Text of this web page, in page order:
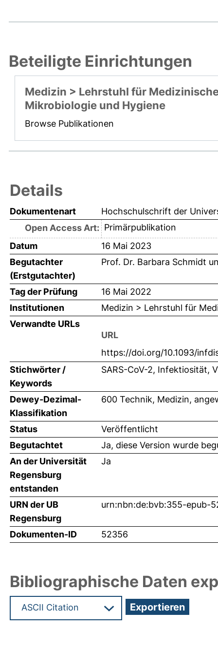
Beteiligte Einrichtungen
Medizin > Lehrstuhl für
Mikrobiologie und Hygiene
Browse Publikationen
Details
Dokumentenart
Hochschulschrift der
Open Access Art: Primärpublikation
Datum
16 Mai 2023
Begutachter
(Erstgutachter)
Prof. Dr. Barbara Schmidt
Tag der Prüfung
16 Mai 2022
Institutionen
Medizin > Lehrstuhl für
Verwandte URLs
URL
https://doi.org/10.1093/
Stichwörter /
Keywords
SARS-CoV-2, Infektiosität,
Dewey-Dezimal-
Klassifikation
600 Technik, Medizin,
Status
Veröffentlicht
Begutachtet
Ja, diese Version wurde
An der Universität
Regensburg
entstanden
Ja
URN der UB
Regensburg
urn:nbn:de:bvb:355-epub-
Dokumenten-ID 52356
Bibliographische Daten